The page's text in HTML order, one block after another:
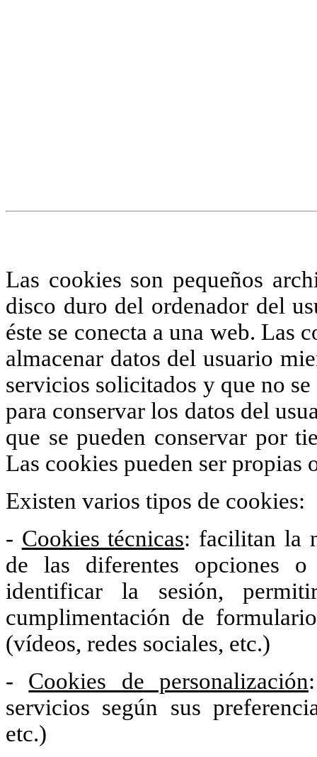
Las cookies son pequeños
disco duro del ordenador del
éste se conecta a una web. Las
almacenar datos del usuario
servicios solicitados y que no
para conservar los datos del
que se pueden conservar por
Las cookies pueden ser propias
Existen varios tipos de cookies:
- Cookies técnicas: facilitan la
de las diferentes opciones
identificar la sesión,
cumplimentación de
(vídeos, redes sociales, etc.)
- Cookies de personalización
servicios según sus
etc.)